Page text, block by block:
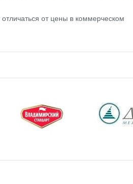
от цены в коммерческом